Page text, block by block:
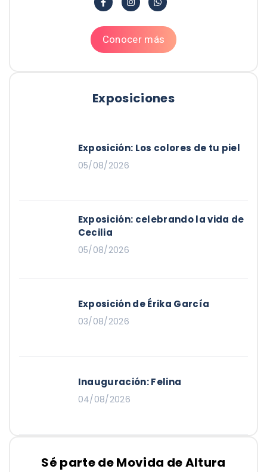
Conocer más
Exposiciones
Exposición: Los colores de tu piel
05/08/2026
Exposición: celebrando la vida de
Cecilia
05/08/2026
Exposición de Érika García
03/08/2026
Inauguración: Felina
04/08/2026
Sé parte de Movida de Altura